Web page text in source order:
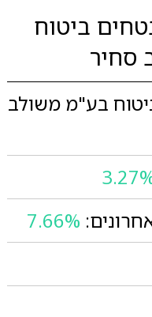
ביטוח
סחיר
בע"מ משולב
7.66%